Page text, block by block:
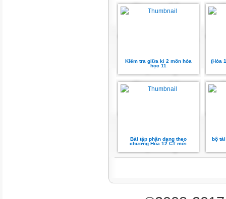
Kiểm tra giữa kì 2 môn hóa
học 11
(Hóa
Bài tập phân dạng theo
chương Hóa 12 CT mới
bộ